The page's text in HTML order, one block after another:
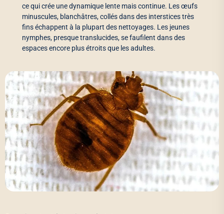
ce qui crée une dynamique lente mais continue. Les œufs
minuscules, blanchâtres, collés dans des interstices très
fins échappent à la plupart des nettoyages. Les jeunes
nymphes, presque translucides, se faufilent dans des
espaces encore plus étroits que les adultes.